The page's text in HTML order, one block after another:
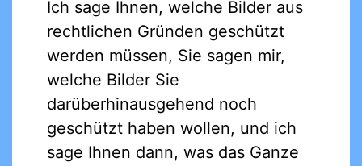
Ich sage Ihnen, welche Bilder aus
rechtlichen Gründen geschützt
werden müssen, Sie sagen mir,
welche Bilder Sie
darüberhinausgehend noch
geschützt haben wollen, und ich
sage Ihnen dann, was das Ganze